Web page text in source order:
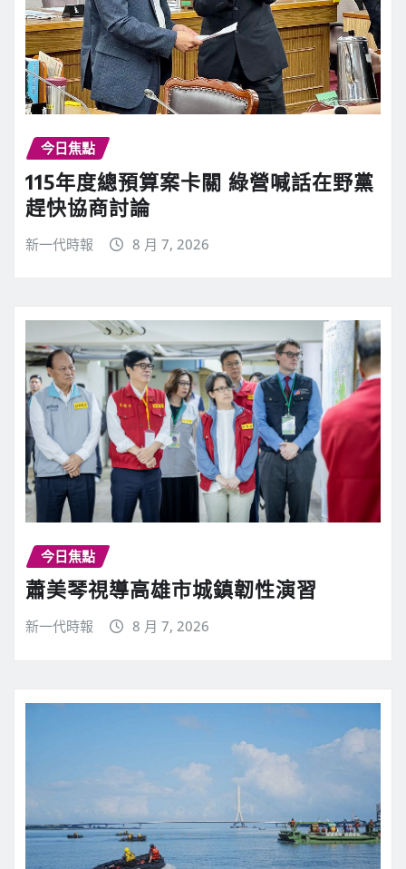
今日焦點
115年度總預算案卡關 綠營喊話在野黨
趕快協商討論
新一代時報 8 月 7, 2026
今日焦點
蕭美琴視導高雄市城鎮韌性演習
新一代時報 8 月 7, 2026